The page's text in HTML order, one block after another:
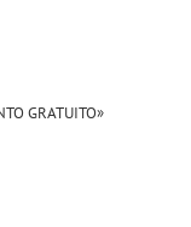
GRATUITO»